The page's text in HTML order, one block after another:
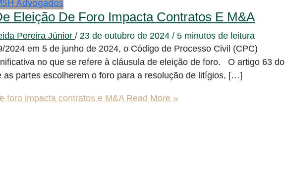
Eleição De Foro Impacta Contratos E M&A
Pereira Júnior / 23 de outubro de 2024 / 5 minutos de leitura
2024 em 5 de junho de 2024, o Código de Processo Civil (CPC)
no que se refere à cláusula de eleição de foro. O artigo 63 do
as partes escolherem o foro para a resolução de litígios, […]
foro impacta contratos e M&ARead More »